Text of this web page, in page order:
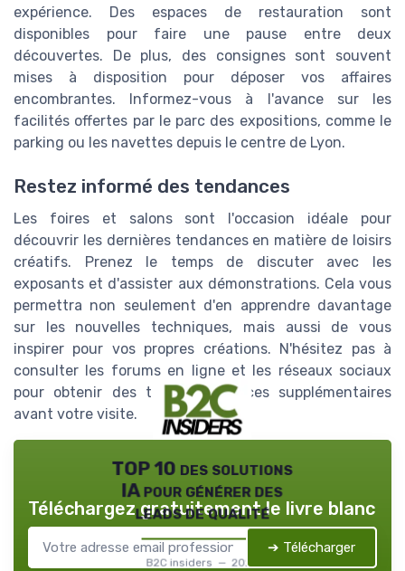
expérience. Des espaces de restauration sont
disponibles pour faire une pause entre deux
découvertes. De plus, des consignes sont souvent
mises à disposition pour déposer vos affaires
encombrantes. Informez-vous à l'avance sur les
facilités offertes par le parc des expositions, comme le
parking ou les navettes depuis le centre de Lyon.
Restez informé des tendances
Les foires et salons sont l'occasion idéale pour
découvrir les dernières tendances en matière de loisirs
créatifs. Prenez le temps de discuter avec les
exposants et d'assister aux démonstrations. Cela vous
permettra non seulement d'en apprendre davantage
sur les nouvelles techniques, mais aussi de vous
inspirer pour vos propres créations. N'hésitez pas à
consulter les forums en ligne et les réseaux sociaux
pour obtenir des trucs et astuces supplémentaires
avant votre visite.
TOP 10 des solutions
IA pour générer des
leads de qualité
B2C insiders — 2026
Téléchargez gratuitement le livre blanc
➔ Télécharger